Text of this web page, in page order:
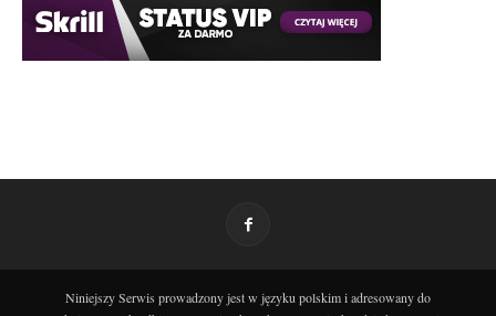
Niniejszy Serwis prowadzony jest w języku polskim i adresowany do